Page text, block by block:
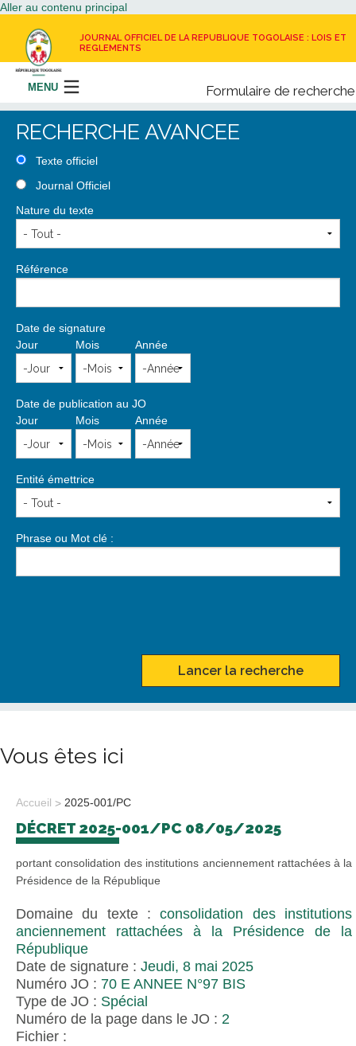
Aller au contenu principal
JOURNAL OFFICIEL DE LA REPUBLIQUE TOGOLAISE : LOIS ET
REGLEMENTS
Formulaire de recherche
Rechercher
MENU
LE JOURNAL OFFICIEL
RECEVOIR LE JOURNAL OFFICIEL
NOUS CONTACTER
RECHERCHE AVANCEE
Texte officiel
Journal Officiel
Nature du texte
Référence
Date de signature
Jour
Mois Année
Date de publication au JO
Jour
Mois Année
Entité émettrice
Phrase ou Mot clé :
Lancer la recherche
Vous êtes ici
Accueil 2025-001/PC
DÉCRET 2025-001/PC 08/05/2025
portant consolidation des institutions anciennement rattachées à la
Présidence de la République
Domaine du texte :consolidation des institutions
anciennement rattachées à la Présidence de la
République
Date de signature : Jeudi, 8 mai 2025
Numéro JO : 70 E ANNEE N°97 BIS
Type de JO : Spécial
Numéro de la page dans le JO : 2
Fichier :